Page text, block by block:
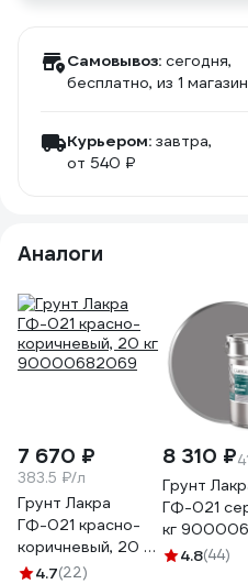
Самовывоз: сегодня,
бесплатно, из 1
Курьером: завтра,
от 540 ₽
Аналоги
7 670 ₽
383.5 ₽/л
Грунт Лакра
ГФ-021 красно-
коричневый, 20 кг
90000682069
4.7(22)
8 310 ₽
Грунт
ГФ-021
кг
4.8(44)